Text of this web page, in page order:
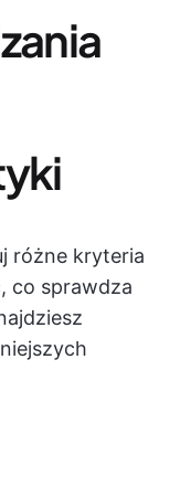
różne kryteria
co sprawdza